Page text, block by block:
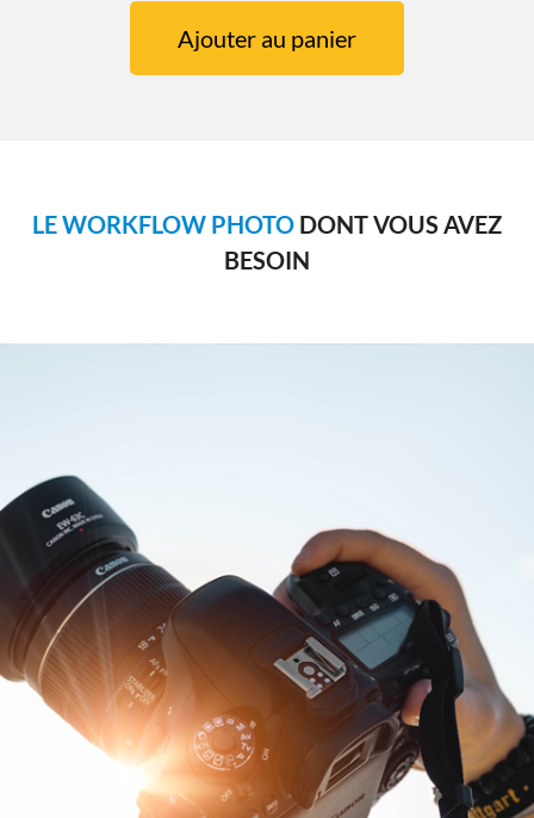
Ajouter au panier
LE WORKFLOW PHOTO DONT VOUS AVEZ
BESOIN